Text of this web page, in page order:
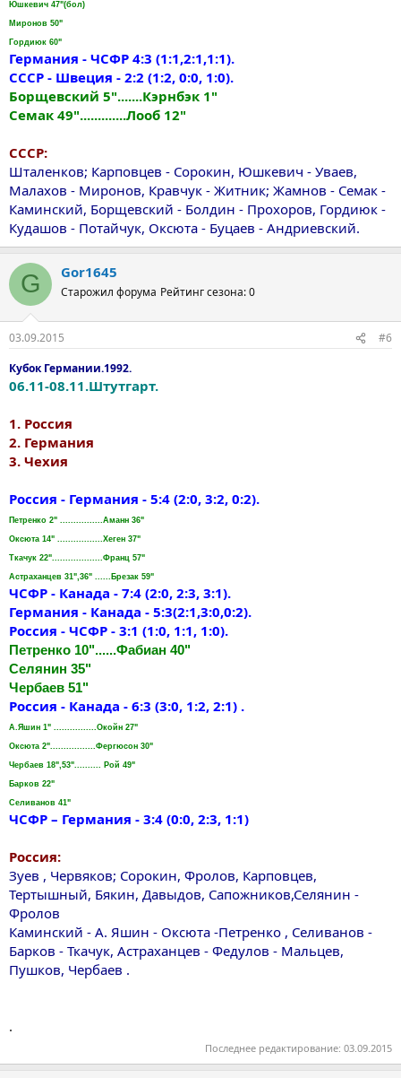
Юшкевич 47"(бол)
Миронов 50"
Гордиюк 60"
Германия - ЧСФР 4:3 (1:1,2:1,1:1).
СССР - Швеция - 2:2 (1:2, 0:0, 1:0).
Борщевский 5".......Кэрнбэк 1"
Семак 49".............Лооб 12"
СССР:
Шталенков; Карповцев - Сорокин, Юшкевич - Уваев,
Малахов - Миронов, Кравчук - Житник; Жамнов - Семак -
Каминский, Борщевский - Болдин - Прохоров, Гордиюк -
Кудашов - Потайчук, Оксюта - Буцаев - Андриевский.
G Gor1645
Старожил форума Рейтинг сезона: 0
03.09.2015
#6
Кубок Германии.1992.
06.11-08.11.Штутгарт.
1. Россия
2. Германия
3. Чехия
Россия - Германия - 5:4 (2:0, 3:2, 0:2).
Петренко 2" ................Аманн 36"
Оксюта 14" .................Хеген 37"
Ткачук 22"...................Франц 57"
Астраханцев 31",36" ......Брезак 59"
ЧСФР - Канада - 7:4 (2:0, 2:3, 3:1).
Германия - Канада - 5:3(2:1,3:0,0:2).
Россия - ЧСФР - 3:1 (1:0, 1:1, 1:0).
Петренко 10"......Фабиан 40"
Селянин 35"
Чербаев 51"
Россия - Канада - 6:3 (3:0, 1:2, 2:1) .
А.Яшин 1" ................Окойн 27"
Оксюта 2".................Фергюсон 30"
Чербаев 18",53".......... Рой 49"
Барков 22"
Селиванов 41"
ЧСФР – Германия - 3:4 (0:0, 2:3, 1:1)
Россия:
Зуев , Червяков; Сорокин, Фролов, Карповцев,
Тертышный, Бякин, Давыдов, Сапожников,Селянин -
Фролов
Каминский - А. Яшин - Оксюта -Петренко , Селиванов -
Барков - Ткачук, Астраханцев - Федулов - Мальцев,
Пушков, Чербаев .
.
Последнее редактирование: 03.09.2015